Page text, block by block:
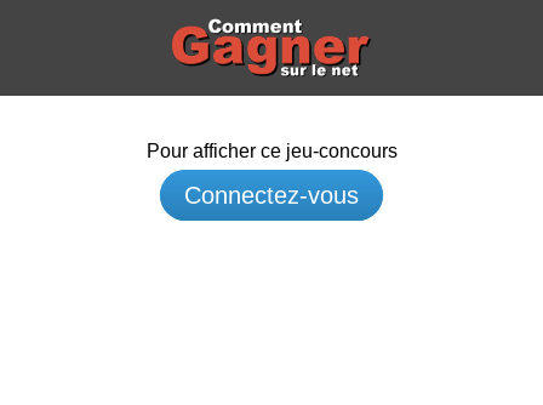
Pour afficher ce jeu-concours
Connectez-vous